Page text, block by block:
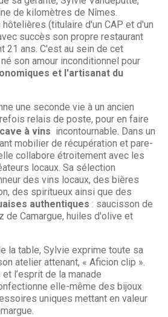
de kilomètres de Nîmes.
(titulaire d'un CAP et d'un
succès son propre restaurant
21 ans. C'est au sein de cet
son amour inconditionnel pour
et l'artisanat du
une seconde vie à un ancien
relais de poste, pour en faire
à vins incontournable. Dans un
mobilier de récupération et pare-
collabore étroitement avec les
locaux. Sa sélection
des vins locaux, des bières
des spiritueux ainsi que des
authentiques : saucisson de
de Camargue, huiles d'olive et
la table, Sylvie exprime toute sa
atelier attenant, « Aficion clip ».
l’esprit de la manade
elle-même des bijoux
uniques mettant en valeur